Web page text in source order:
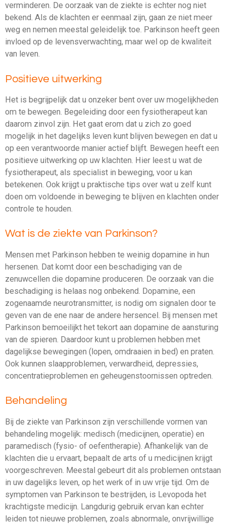
verminderen. De oorzaak van de ziekte is echter nog niet
bekend. Als de klachten er eenmaal zijn, gaan ze niet meer
weg en nemen meestal geleidelijk toe. Parkinson heeft geen
invloed op de levensverwachting, maar wel op de kwaliteit
van leven.
Positieve uitwerking
Het is begrijpelijk dat u onzeker bent over uw mogelijkheden
om te bewegen. Begeleiding door een fysiotherapeut kan
daarom zinvol zijn. Het gaat erom dat u zich zo goed
mogelijk in het dagelijks leven kunt blijven bewegen en dat u
op een verantwoorde manier actief blijft. Bewegen heeft een
positieve uitwerking op uw klachten. Hier leest u wat de
fysiotherapeut, als specialist in beweging, voor u kan
betekenen. Ook krijgt u praktische tips over wat u zelf kunt
doen om voldoende in beweging te blijven en klachten onder
controle te houden.
Wat is de ziekte van Parkinson?
Mensen met Parkinson hebben te weinig dopamine in hun
hersenen. Dat komt door een beschadiging van de
zenuwcellen die dopamine produceren. De oorzaak van die
beschadiging is helaas nog onbekend. Dopamine, een
zogenaamde neurotransmitter, is nodig om signalen door te
geven van de ene naar de andere hersencel. Bij mensen met
Parkinson bemoeilijkt het tekort aan dopamine de aansturing
van de spieren. Daardoor kunt u problemen hebben met
dagelijkse bewegingen (lopen, omdraaien in bed) en praten.
Ook kunnen slaapproblemen, verwardheid, depressies,
concentratieproblemen en geheugenstoornissen optreden.
Behandeling
Bij de ziekte van Parkinson zijn verschillende vormen van
behandeling mogelijk: medisch (medicijnen, operatie) en
paramedisch (fysio- of oefentherapie). Afhankelijk van de
klachten die u ervaart, bepaalt de arts of u medicijnen krijgt
voorgeschreven. Meestal gebeurt dit als problemen ontstaan
in uw dagelijks leven, op het werk of in uw vrije tijd. Om de
symptomen van Parkinson te bestrijden, is Levopoda het
krachtigste medicijn. Langdurig gebruik ervan kan echter
leiden tot nieuwe problemen, zoals abnormale, onvrijwillige